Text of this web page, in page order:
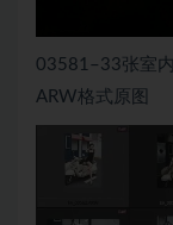
03581–33张室
ARW格式原图